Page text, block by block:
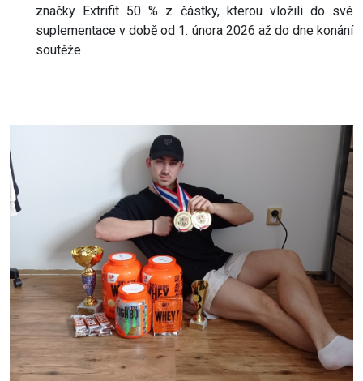
značky Extrifit 50 % z částky, kterou vložili do své
suplementace v době od 1. února 2026 až do dne konání
soutěže